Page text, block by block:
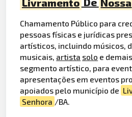
Chamamento Público para
pessoas físicas e jurídicas
artísticos, incluindo músicos,
musicais, artista solo e
segmento artístico, para
apresentações em eventos
apoiados pelo município de
Senhora /BA.